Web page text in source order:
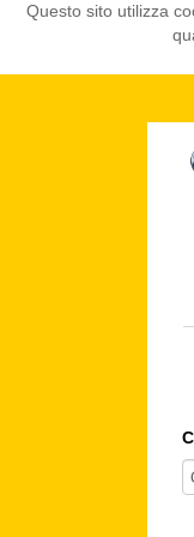
Questo sito utilizza